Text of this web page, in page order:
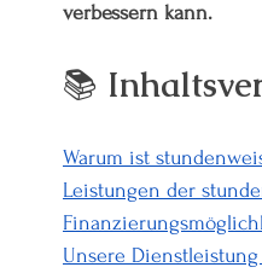
verbessern kann.
📚
Warum ist
Leistungen der
Unsere